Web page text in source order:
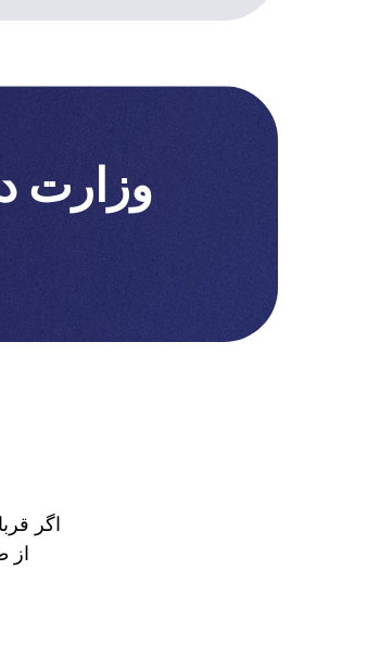
وزارت
اگر
از